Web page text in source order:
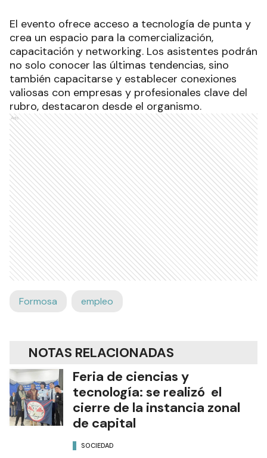
El evento ofrece acceso a tecnología de punta y
crea un espacio para la comercialización,
capacitación y networking. Los asistentes podrán
no solo conocer las últimas tendencias, sino
también capacitarse y establecer conexiones
valiosas con empresas y profesionales clave del
rubro, destacaron desde el organismo.
Ads
Formosa empleo
NOTAS RELACIONADAS
Feria de ciencias y
tecnología: se realizó el
cierre de la instancia zonal
de capital
SOCIEDAD